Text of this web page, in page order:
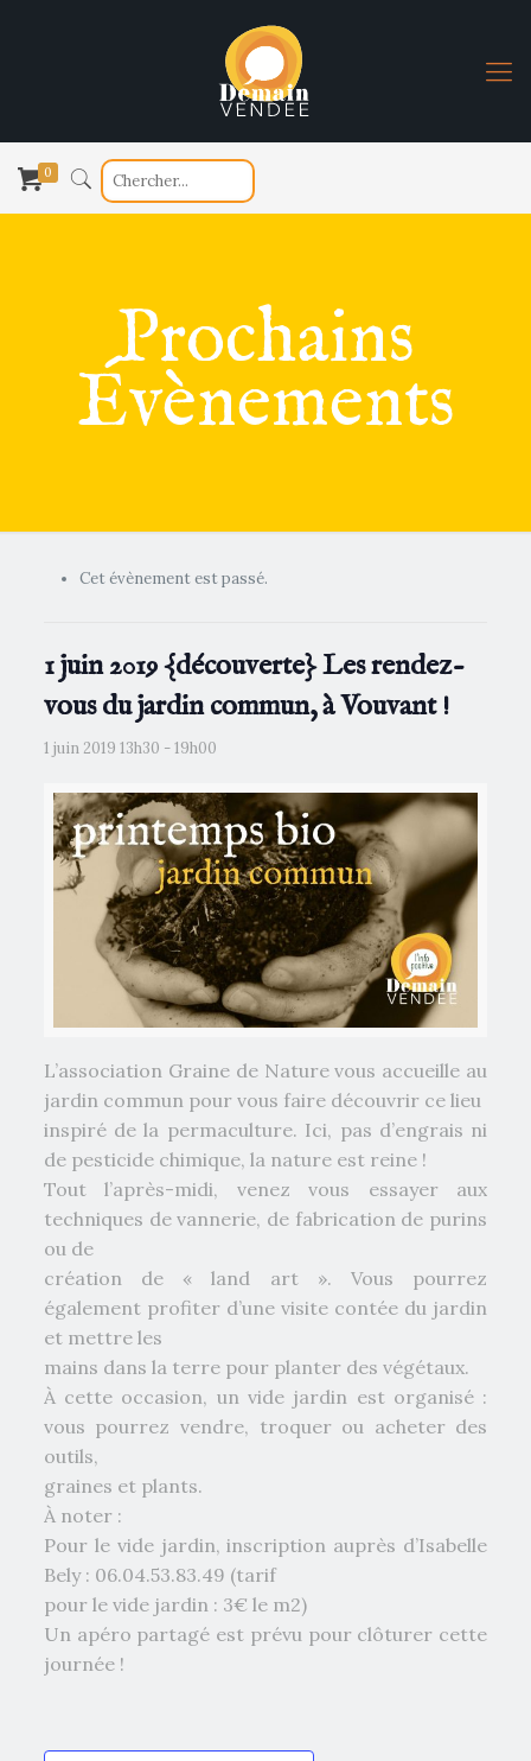
0
Prochains
Évènements
Cet évènement est passé.
1 juin 2019 {découverte} Les rendez-
vous du jardin commun, à Vouvant !
1 juin 2019 13h30 -19h00
L’association Graine de Nature vous accueille au
jardin commun pour vous faire découvrir ce lieu
inspiré de la permaculture. Ici, pas d’engrais ni
de pesticide chimique, la nature est reine !
Tout l’après-midi, venez vous essayer aux
techniques de vannerie, de fabrication de purins
ou de
création de « land art ». Vous pourrez
également profiter d’une visite contée du jardin
et mettre les
mains dans la terre pour planter des végétaux.
À cette occasion, un vide jardin est organisé :
vous pourrez vendre, troquer ou acheter des
outils,
graines et plants.
À noter :
Pour le vide jardin, inscription auprès d’Isabelle
Bely : 06.04.53.83.49 (tarif
pour le vide jardin : 3€ le m2)
Un apéro partagé est prévu pour clôturer cette
journée !